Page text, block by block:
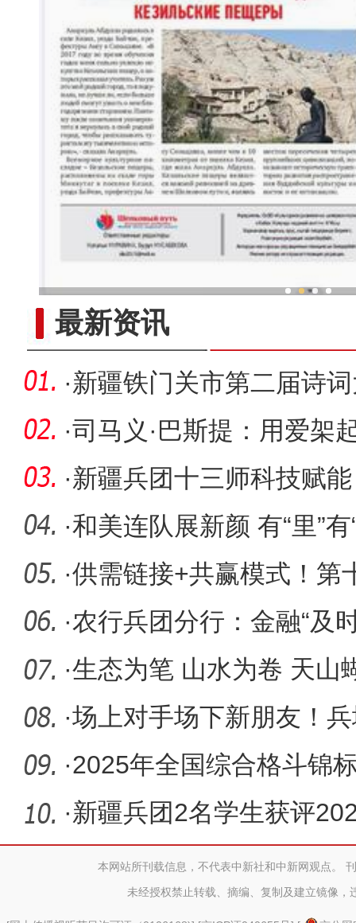
最新资讯
·新疆铁门关市第二届诗
潮
·司马义·巴斯提：用爱架
·新疆兵团十三师科技赋
·和美连队展新颜 有“里”有
·供需链接+共赢模式！第
按下“加
·农行兵团分行：金融“及
业“燃眉
·生态为笔 山水为卷 天山
好风光
·场上对手场下新朋友！
心球”
·2025年全国综合格斗锦
十二师开
·新疆兵团2名学生获评
少年”
本网站所刊载信息，不代表中新社和中新网观点。
未经授权禁止转载、摘编、复制及建立镜像，